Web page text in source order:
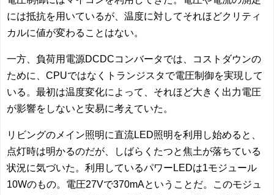
には抵抗を用いているが、温度に対してそれほどクリティ
カルに値が変わることはない。
一方、負荷用電源DCDCコンバータでは、コストダウンの
ために、CPUではなくトランジスタで電圧制御を実現して
いる。最初は温度変化によって、それほど大きく出力電圧
が影響をしないと安易に考えていた。
リビングのメイン照明に直流LED照明を利用し始めると、
点灯時は明かるのだが、しばらくたつと焦土が落ちている
状況に気づいた。利用しているパワーLEDは1モジュール
10Wのもの。電圧27Vで370mAということだ。このモジュ